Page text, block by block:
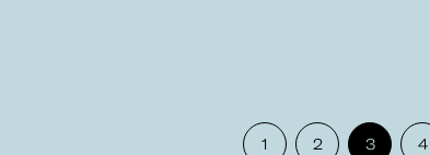
1 2 3 4